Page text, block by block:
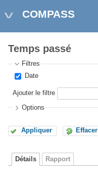
COMPASS
Temps passé
Filtres
Date
Ajouter le filtre
Options
Appliquer Effacer
Détails Rapport